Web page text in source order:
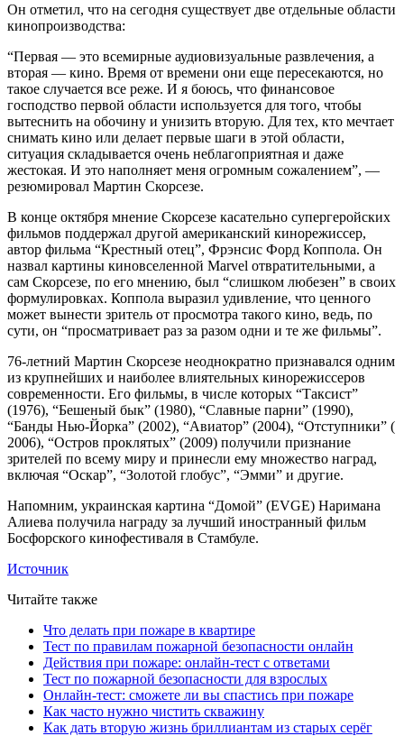
Он отметил, что на сегодня существует две отдельные области
кинопроизводства:
“Первая — это всемирные аудиовизуальные развлечения, а
вторая — кино. Время от времени они еще пересекаются, но
такое случается все реже. И я боюсь, что финансовое
господство первой области используется для того, чтобы
вытеснить на обочину и унизить вторую. Для тех, кто мечтает
снимать кино или делает первые шаги в этой области,
ситуация складывается очень неблагоприятная и даже
жестокая. И это наполняет меня огромным сожалением”, —
резюмировал Мартин Скорсезе.
В конце октября мнение Скорсезе касательно супергеройских
фильмов поддержал другой американский кинорежиссер,
автор фильма “Крестный отец”, Фрэнсис Форд Коппола. Он
назвал картины киновселенной Marvel отвратительными, а
сам Скорсезе, по его мнению, был “слишком любезен” в своих
формулировках. Коппола выразил удивление, что ценного
может вынести зритель от просмотра такого кино, ведь, по
сути, он “просматривает раз за разом одни и те же фильмы”.
76-летний Мартин Скорсезе неоднократно признавался одним
из крупнейших и наиболее влиятельных кинорежиссеров
современности. Его фильмы, в числе которых “Таксист”
(1976), “Бешеный бык” (1980), “Славные парни” (1990),
“Банды Нью-Йорка” (2002), “Авиатор” (2004), “Отступники” (
2006), “Остров проклятых” (2009) получили признание
зрителей по всему миру и принесли ему множество наград,
включая “Оскар”, “Золотой глобус”, “Эмми” и другие.
Напомним, украинская картина “Домой” (EVGE) Наримана
Алиева получила награду за лучший иностранный фильм
Босфорского кинофестиваля в Стамбуле.
Источник
Читайте также
Что делать при пожаре в квартире
Тест по правилам пожарной безопасности онлайн
Действия при пожаре: онлайн-тест с ответами
Тест по пожарной безопасности для взрослых
Онлайн-тест: сможете ли вы спастись при пожаре
Как часто нужно чистить скважину
Как дать вторую жизнь бриллиантам из старых серёг